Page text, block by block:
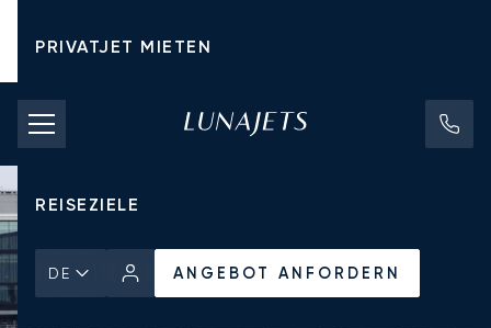
PRIVATJET MIETEN
CHARTERPREISE
PRIVATJETS
REISEZIELE
DE ANGEBOT ANFORDERN